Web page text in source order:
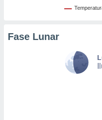
em “
Fase Lunar